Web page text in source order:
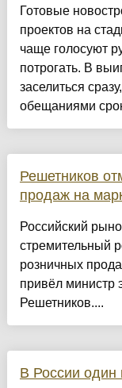
Готовые
проектов на
чаще голосуют
потрогать. В
заселиться
обещаниями
Решетников
продаж на
Российский
стремительный
розничных
привёл министр
Решетников....
В России один